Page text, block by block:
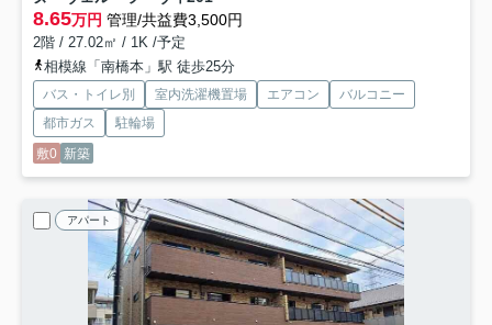
8.65万円 管理/共益費3,500円
2階 / 27.02㎡ / 1K /予定
相模線「南橋本」駅 徒歩25分
バス・トイレ別 室内洗濯機置場 エアコン
バルコニー
都市ガス
駐輪場
敷0 新築
アパート